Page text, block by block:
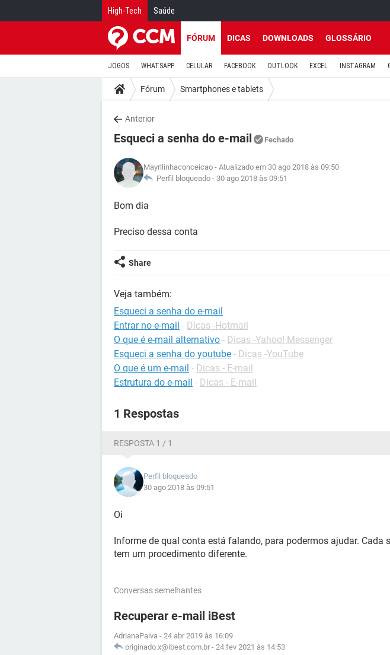
High-Tech Saúde
FÓRUM DICAS DOWNLOADS GLOSSÁRIO
JOGOS WHATSAPP CELULAR FACEBOOK OUTLOOK EXCEL INSTAGRAM
Fórum Smartphones e tablets
Anterior
Esqueci a senha do e-mail Fechado
Mayrllinhaconceicao - Atualizado em 30 ago 2018 às 09:50
Perfil bloqueado - 30 ago 2018 às 09:51
Bom dia
Preciso dessa conta
Share
Veja também:
Esqueci a senha do e-mail
Entrar no e-mail - Dicas -Hotmail
O que é e-mail alternativo - Dicas -Yahoo! Messenger
Esqueci a senha do youtube - Dicas -YouTube
O que é um e-mail - Dicas - E-mail
Estrutura do e-mail - Dicas - E-mail
1 Respostas
RESPOSTA 1 / 1
Perfil bloqueado
30 ago 2018 às 09:51
Oi
Informe de qual conta está falando, para podermos ajudar. Cada
tem um procedimento diferente.
Conversas semelhantes
Recuperar e-mail iBest
AdrianaPaiva - 24 abr 2019 às 16:09
originado.x@ibest.com.br - 24 fev 2021 às 14:53